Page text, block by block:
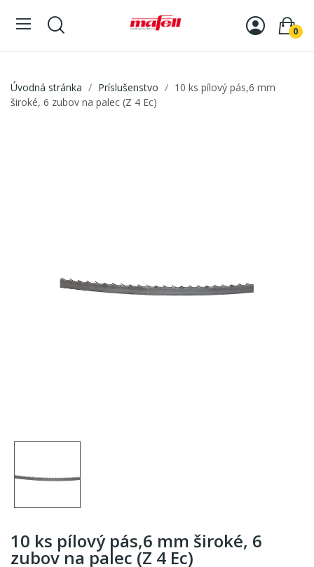
0
Úvodná stránka Príslušenstvo
10 ks pílový pás,6 mm
široké, 6 zubov na palec (Z 4 Ec)
10 ks pílový pás,6 mm široké, 6
zubov na palec (Z 4 Ec)